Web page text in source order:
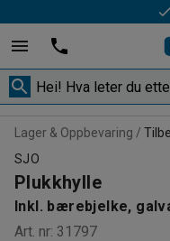
Lager & Oppbevaring
SJO
Plukkhylle
Inkl. bærebjelke,
Art. nr: 31797